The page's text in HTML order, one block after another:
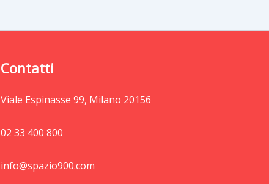
Contatti
Viale Espinasse 99, Milano 20156
02 33 400 800
info@spazio900.com